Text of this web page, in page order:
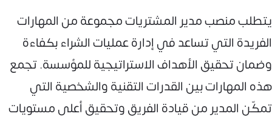
يتطلب منصب مدير المشتريات مجموعة من المهارات
الفريدة التي تساعد في إدارة عمليات الشراء بكفاءة
وضمان تحقيق الأهداف الاستراتيجية للمؤسسة. تجمع
هذه المهارات بين القدرات التقنية والشخصية التي
تمكّن المدير من قيادة الفريق وتحقيق أعلى مستويات